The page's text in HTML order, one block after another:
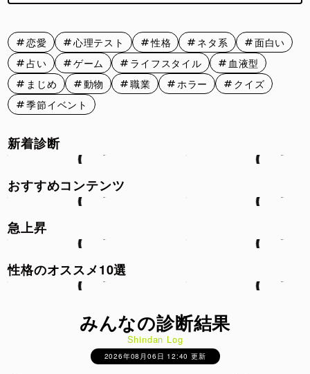
恋愛 心理テスト 性格 ネタ系
面白い
占い
ゲーム ライフスタイル
血液型
まじめ
動物 職業 ホラー
クイズ
季節イベント
新着診断
おすすめコンテンツ
急上昇
性格のオススメ10選
みんなの診断結果
Shindan Log
2026年08月06日 12:40 更新